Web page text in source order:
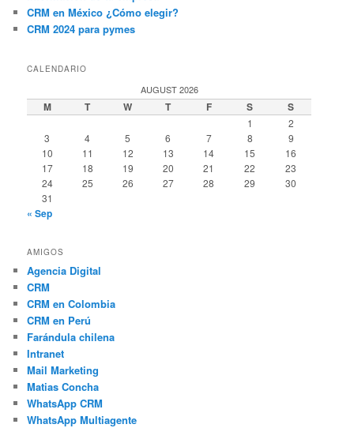
CRM en México ¿Cómo elegir?
CRM 2024 para pymes
CALENDARIO
AUGUST 2026
M T W T F S S
1
2
3
4 5 6 7 8
9
10
11 12 13 14 15
16
17
18 19 20 21 22
23
24
25 26 27 28 29
30
31
« Sep
AMIGOS
Agencia Digital
CRM
CRM en Colombia
CRM en Perú
Farándula chilena
Intranet
Mail Marketing
Matias Concha
WhatsApp CRM
WhatsApp Multiagente